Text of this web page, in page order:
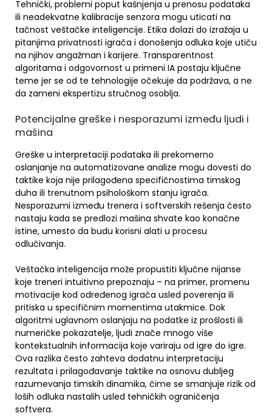
Tehnički, problemi poput kašnjenja u prenosu podataka
ili neadekvatne kalibracije senzora mogu uticati na
tačnost veštačke inteligencije. Etika dolazi do izražaja u
pitanjima privatnosti igrača i donošenja odluka koje utiču
na njihov angažman i karijere. Transparentnost
algoritama i odgovornost u primeni IA postaju ključne
teme jer se od te tehnologije očekuje da podržava, a ne
da zameni ekspertizu stručnog osoblja.
Potencijalne greške i nesporazumi između ljudi i
mašina
Greške u interpretaciji podataka ili prekomerno
oslanjanje na automatizovane analize mogu dovesti do
taktike koja nije prilagođena specifičnostima timskog
duha ili trenutnom psihološkom stanju igrača.
Nesporazumi između trenera i softverskih rešenja često
nastaju kada se predlozi mašina shvate kao konačne
istine, umesto da budu korisni alati u procesu
odlučivanja.
Veštačka inteligencija može propustiti ključne nijanse
koje treneri intuitivno prepoznaju – na primer, promenu
motivacije kod određenog igrača usled poverenja ili
pritiska u specifičnim momentima utakmice. Dok
algoritmi uglavnom oslanjaju na podatke iz prošlosti ili
numeričke pokazatelje, ljudi znače mnogo više
kontekstualnih informacija koje variraju od igre do igre.
Ova razlika često zahteva dodatnu interpretaciju
rezultata i prilagođavanje taktike na osnovu dubljeg
razumevanja timskih dinamika, čime se smanjuje rizik od
loših odluka nastalih usled tehničkih ograničenja
softvera.